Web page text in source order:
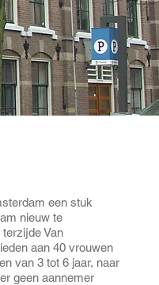
een stuk
nieuw te
Van
aan 40 vrouwen
van 3 tot 6 jaar, naar
geen aannemer